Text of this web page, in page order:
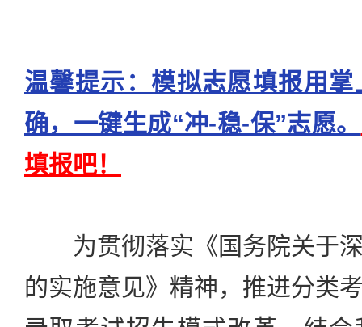
温馨提示：模拟志愿填报用
确，一键生成“冲-稳-保”志愿。
填报吧！
为贯彻落实《国务院关于深
的实施意见》精神，推进分类